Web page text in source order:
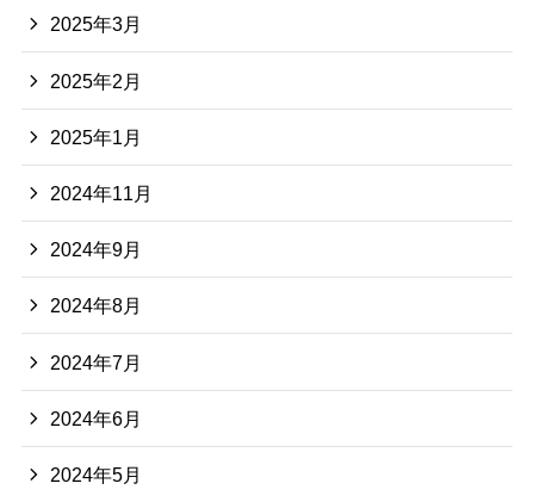
2025年3月
2025年2月
2025年1月
2024年11月
2024年9月
2024年8月
2024年7月
2024年6月
2024年5月